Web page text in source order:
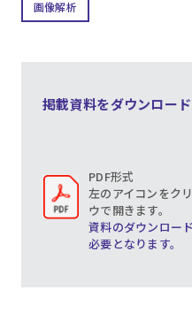
画像解析
掲載資料をダウンロード
PDF形式
左のアイコンをク
ウで開きます。
資料のダウンロー
必要となります。